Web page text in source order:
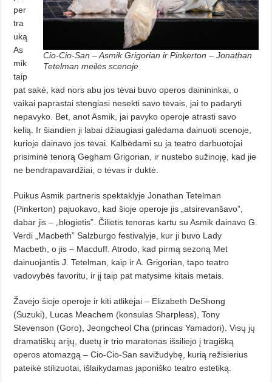
Cio-Cio-San – Asmik Grigorian ir Pinkerton – Jonathan
Tetelman meilės scenoje
per
tra
uką
As
mik
taip
pat sakė, kad nors abu jos tėvai buvo operos dainininkai, o
vaikai paprastai stengiasi nesekti savo tėvais, jai to padaryti
nepavyko. Bet, anot Asmik, jai pavyko operoje atrasti savo
kelią. Ir šiandien ji labai džiaugiasi galėdama dainuoti scenoje,
kurioje dainavo jos tėvai. Kalbėdami su ja teatro darbuotojai
prisiminė tenorą Gegham Grigorian, ir nustebo sužinoję, kad jie
ne bendrapavardžiai, o tėvas ir duktė.
Puikus Asmik partneris spektaklyje Jonathan Tetelman
(Pinkerton) pajuokavo, kad šioje operoje jis „atsirevanšavo”,
dabar jis – „blogietis”. Čilietis tenoras kartu su Asmik dainavo G.
Verdi „Macbeth” Salzburgo festivalyje, kur ji buvo Lady
Macbeth, o jis – Macduff. Atrodo, kad pirmą sezoną Met
dainuojantis J. Tetelman, kaip ir A. Grigorian, tapo teatro
vadovybės favoritu, ir jį taip pat matysime kitais metais.
Žavėjo šioje operoje ir kiti atlikėjai – Elizabeth DeShong
(Suzuki), Lucas Meachem (konsulas Sharpless), Tony
Stevenson (Goro), Jeongcheol Cha (princas Yamadori). Visų jų
dramatiškų arijų, duetų ir trio maratonas išsiliejo į tragišką
operos ato­maz­gą – Cio-Cio-San savižudybę, kurią režisierius
pateikė stilizuotai, išlaikydamas japoniško teatro estetiką.